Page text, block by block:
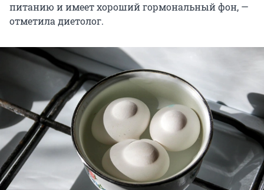
питанию и имеет хороший гормональный фон, —
отметила диетолог.